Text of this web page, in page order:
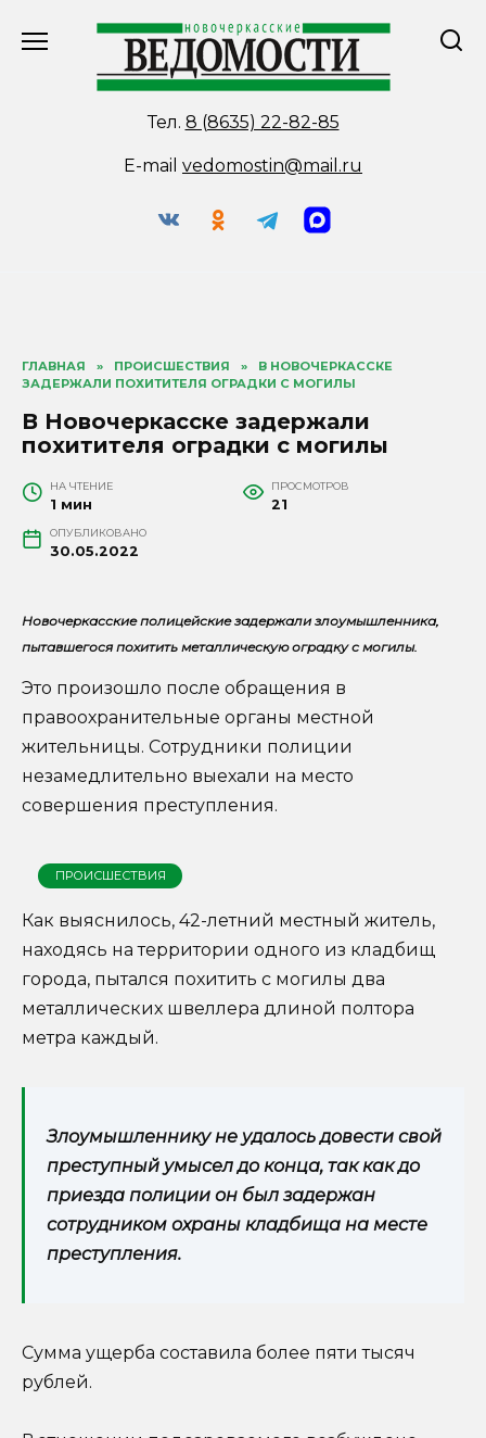
Тел. 8 (8635) 22-82-85
E-mail vedomostin@mail.ru
ГЛАВНАЯ » ПРОИСШЕСТВИЯ »
В НОВОЧЕРКАССКЕ
ЗАДЕРЖАЛИ ПОХИТИТЕЛЯ ОГРАДКИ С МОГИЛЫ
В Новочеркасске задержали
похитителя оградки с могилы
НА ЧТЕНИЕ
1 мин
ПРОСМОТРОВ
21
ОПУБЛИКОВАНО
30.05.2022
Новочеркасские полицейские задержали злоумышленника,
пытавшегося похитить металлическую оградку с могилы.
Это произошло после обращения в
правоохранительные органы местной
жительницы. Сотрудники полиции
незамедлительно выехали на место
совершения преступления.
ПРОИСШЕСТВИЯ
Как выяснилось, 42-летний местный житель,
находясь на территории одного из кладбищ
города, пытался похитить с могилы два
металлических швеллера длиной полтора
метра каждый.
Злоумышленнику не удалось довести свой
преступный умысел до конца, так как до
приезда полиции он был задержан
сотрудником охраны кладбища на месте
преступления.
Сумма ущерба составила более пяти тысяч
рублей.